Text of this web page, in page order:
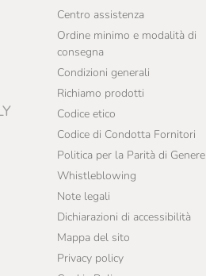
Centro assistenza
Ordine minimo e modalità di
consegna
Condizioni generali
Richiamo prodotti
Codice etico
Codice di Condotta Fornitori
Politica per la Parità di Genere
Whistleblowing
Note legali
Dichiarazioni di accessibilità
Mappa del sito
Privacy policy